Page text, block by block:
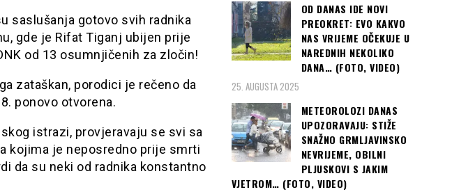
saslušanja gotovo svih radnika
gde je Rifat Tiganj ubijen prije
od 13 osumnjičenih za zločin!
zataškan, porodici je rečeno da
ponovo otvorena.
istrazi, provjeravaju se svi sa
kojima je neposredno prije smrti
da su neki od radnika konstantno
OD DANAS IDE NOVI
PREOKRET: EVO KAKVO
NAS VRIJEME OČEKUJE U
NAREDNIH NEKOLIKO
DANA… (FOTO, VIDEO)
25. AUGUSTA 2025
METEOROLOZI DANAS
UPOZORAVAJU: STIŽE
SNAŽNO GRMLJAVINSKO
NEVRIJEME, OBILNI
PLJUSKOVI S JAKIM
VJETROM… (FOTO, VIDEO)